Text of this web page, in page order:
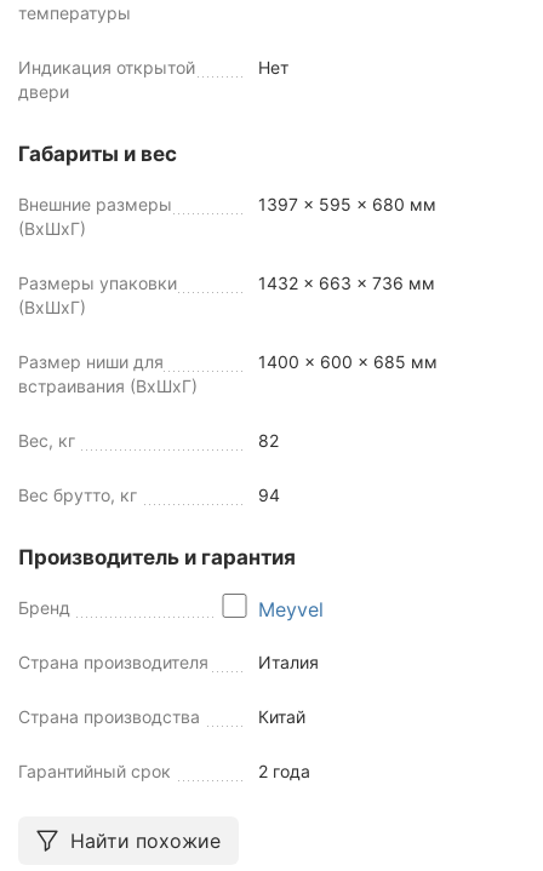
температуры
Индикация открытой
двери
Нет
Габариты и вес
Внешние размеры
(ВхШхГ)
1397 x 595 x 680 мм
Размеры упаковки
(ВхШхГ)
1432 x 663 x 736 мм
Размер ниши для
встраивания (ВхШхГ)
1400 x 600 x 685 мм
Вес, кг 82
Вес брутто, кг 94
Производитель и гарантия
Бренд Meyvel
Страна производителя Италия
Страна производства Китай
Гарантийный срок 2 года
Найти похожие